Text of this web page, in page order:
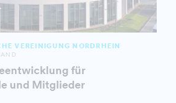
VEREINIGUNG NORDRHEIN
für
und Mitglieder